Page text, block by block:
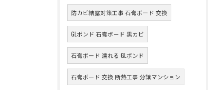
防カビ結露対策工事 石膏ボード 交換
GLボンド 石膏ボード 黒カビ
石膏ボード 濡れる GLボンド
石膏ボード 交換 断熱工事 分譲マンション